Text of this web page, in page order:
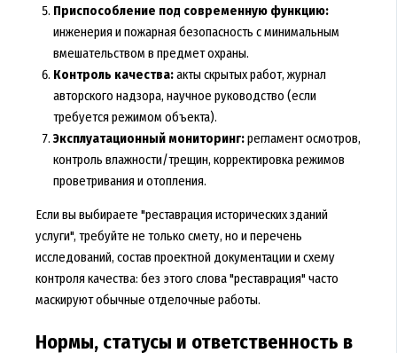
Приспособление под современную функцию:
инженерия и пожарная безопасность с минимальным
вмешательством в предмет охраны.
Контроль качества:акты скрытых работ, журнал
авторского надзора, научное руководство (если
требуется режимом объекта).
Эксплуатационный мониторинг:регламент осмотров,
контроль влажности/трещин, корректировка режимов
проветривания и отопления.
Если вы выбираете "реставрация исторических зданий
услуги", требуйте не только смету, но и перечень
исследований, состав проектной документации и схему
контроля качества: без этого слова "реставрация" часто
маскируют обычные отделочные работы.
Нормы, статусы и ответственность в